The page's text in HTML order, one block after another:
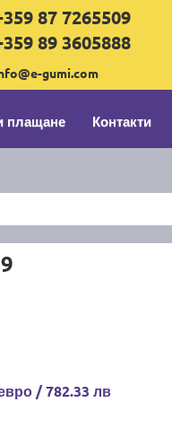
87 7265509
89 3605888
gumi.com
плащане Контакти
/ 782.33 лв